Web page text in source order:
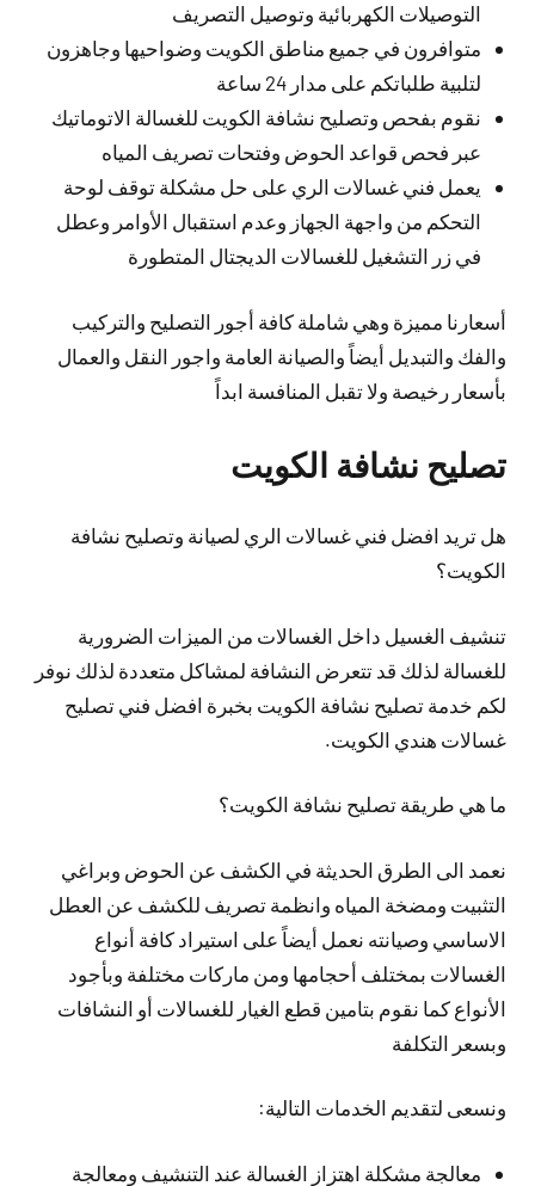
التوصيلات الكهربائية وتوصيل التصريف
متوافرون في جميع مناطق الكويت وضواحيها وجاهزون
لتلبية طلباتكم على مدار 24 ساعة
نقوم بفحص وتصليح نشافة الكويت للغسالة الاتوماتيك
عبر فحص قواعد الحوض وفتحات تصريف المياه
يعمل فني غسالات الري على حل مشكلة توقف لوحة
التحكم من واجهة الجهاز وعدم استقبال الأوامر وعطل
في زر التشغيل للغسالات الديجتال المتطورة
أسعارنا مميزة وهي شاملة كافة أجور التصليح والتركيب
والفك والتبديل أيضاً والصيانة العامة واجور النقل والعمال
بأسعار رخيصة ولا تقبل المنافسة ابداً
تصليح نشافة الكويت
هل تريد افضل فني غسالات الري لصيانة وتصليح نشافة
الكويت؟
تنشيف الغسيل داخل الغسالات من الميزات الضرورية
للغسالة لذلك قد تتعرض النشافة لمشاكل متعددة لذلك نوفر
لكم خدمة تصليح نشافة الكويت بخبرة افضل فني تصليح
غسالات هندي الكويت.
ما هي طريقة تصليح نشافة الكويت؟
نعمد الى الطرق الحديثة في الكشف عن الحوض وبراغي
التثبيت ومضخة المياه وانظمة تصريف للكشف عن العطل
الاساسي وصيانته نعمل أيضاً على استيراد كافة أنواع
الغسالات بمختلف أحجامها ومن ماركات مختلفة وبأجود
الأنواع كما نقوم بتامين قطع الغيار للغسالات أو النشافات
وبسعر التكلفة
ونسعى لتقديم الخدمات التالية:
معالجة مشكلة اهتزاز الغسالة عند التنشيف ومعالجة